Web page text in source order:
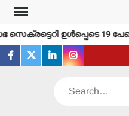
Skip
content
ഉള്‍പ്പെടെ 19 പേരെ
facebook
twitterlinkedininstagram
Search